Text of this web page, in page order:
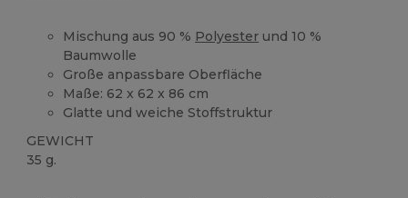
Mischung aus 90 % Polyester und 10 %
Baumwolle
Große anpassbare Oberfläche
Maße: 62 x 62 x 86 cm
Glatte und weiche Stoffstruktur
GEWICHT
35 g.